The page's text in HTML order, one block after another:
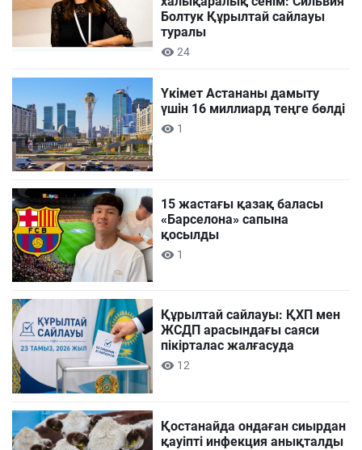
Болтук Құрылтай сайлауы
туралы
24
Үкімет Астананы дамыту
үшін 16 миллиард теңге бөлді
1
15 жастағы қазақ баласы
«Барселона» сапына
қосылды
1
Құрылтай сайлауы: ҚХП мен
ЖСДП арасындағы саяси
пікірталас жалғасуда
12
Қостанайда ондаған сиырдан
қауіпті инфекция анықталды